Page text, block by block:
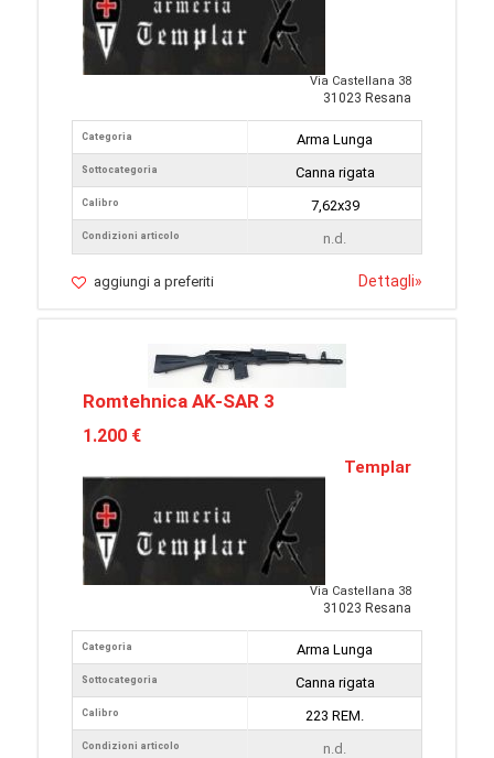
Via Castellana 38
31023 Resana
Categoria
Sottocategoria
Calibro
Condizioni articolo
Arma Lunga
Canna rigata
7,62x39
n.d.
aggiungi a preferiti Dettagli»
Romtehnica AK-SAR 3
1.200 €
Templar
Via Castellana 38
31023 Resana
Categoria
Sottocategoria
Calibro
Condizioni articolo
Arma Lunga
Canna rigata
223 REM.
n.d.